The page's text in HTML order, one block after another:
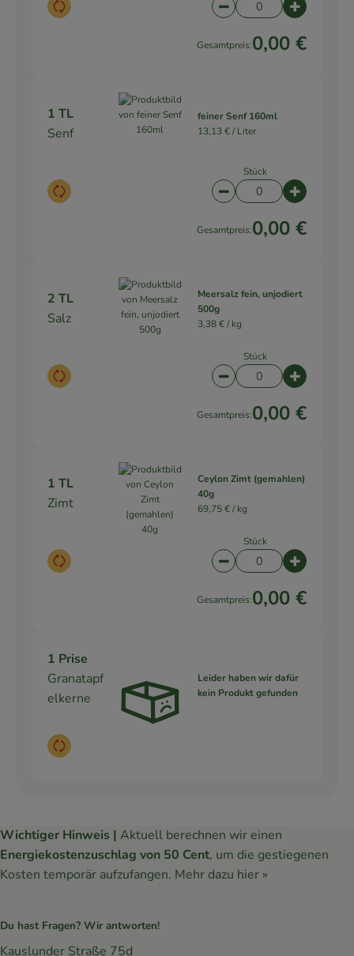
Auswahl ändern Artikelanzahl
Gesamtpreis:0,00 €
1 TL
Senf
Auswahl ändern
feiner Senf 160ml
13,13 € /Liter
Stück
Artikelanzahl
Gesamtpreis:0,00 €
2 TL
Salz
Auswahl ändern
Meersalz fein, unjodiert
500g
3,38 € /kg
Stück
Artikelanzahl
Gesamtpreis:0,00 €
1 TL
Zimt
Auswahl ändern
Ceylon Zimt (gemahlen)
40g
69,75 € /kg
Stück
Artikelanzahl
Gesamtpreis:0,00 €
1 Prise
Granatapf
elkerne
Auswahl ändern
Leider haben wir dafür
kein Produkt gefunden
Wichtiger Hinweis | Aktuell berechnen wir einen
Energiekostenzuschlag von 50 Cent, um die gestiegenen
Kosten temporär aufzufangen. Mehr dazu hier »
Du hast Fragen? Wir antworten!
Kauslunder Straße 75d